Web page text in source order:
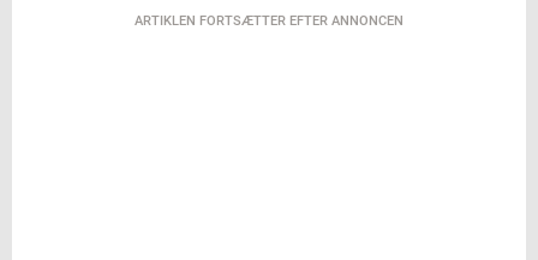
ARTIKLEN FORTSÆTTER EFTER ANNONCEN